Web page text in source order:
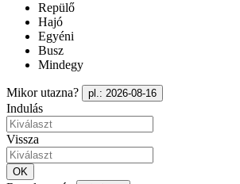
Repülő
Hajó
Egyéni
Busz
Mindegy
Mikor utazna? pl.: 2026-08-16
Indulás
Vissza
OK